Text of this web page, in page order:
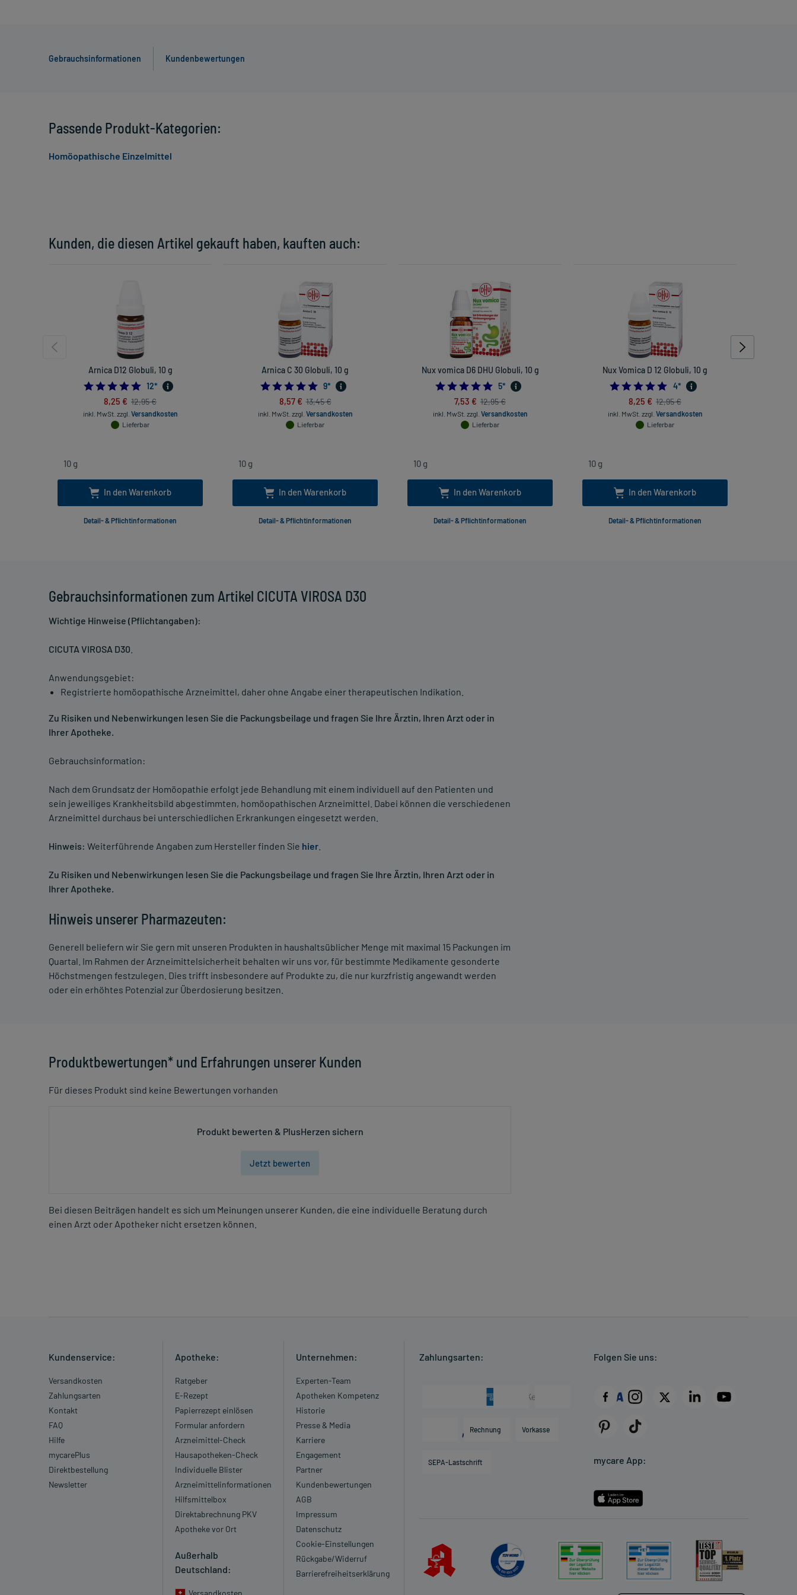
Gebrauchsinformationen Kundenbewertungen
Gebrauchsinformationen zum Artikel CICUTA VIROSA D30
Wichtige Hinweise (Pflichtangaben):
CICUTA VIROSA D30
Anwendungsgebiet:
Registrierte homöopathische Arzneimittel, daher ohne Angabe einer therapeutischen Indikation.
Zu Risiken und Nebenwirkungen lesen Sie die Packungsbeilage und fragen Sie Ihre Ärztin, Ihren Arzt oder in
Ihrer Apotheke.
Gebrauchsinformation:
Nach dem Grundsatz der Homöopathie erfolgt jede Behandlung mit einem individuell auf den Patienten und
sein jeweiliges Krankheitsbild abgestimmten, homöopathischen Arzneimittel. Dabei können die verschiedenen
Arzneimittel durchaus bei unterschiedlichen Erkrankungen eingesetzt werden.
Hinweis: Weiterführende Angaben zum Hersteller finden Sie hier
Zu Risiken und Nebenwirkungen lesen Sie die Packungsbeilage und fragen Sie Ihre Ärztin, Ihren Arzt oder in
Ihrer Apotheke.
Hinweis unserer Pharmazeuten:
Generell beliefern wir Sie gern mit unseren Produkten in haushaltsüblicher Menge mit maximal 15 Packungen im
Quartal. Im Rahmen der Arzneimittelsicherheit behalten wir uns vor, für bestimmte Medikamente gesonderte
Höchstmengen festzulegen. Dies trifft insbesondere auf Produkte zu, die nur kurzfristig angewandt werden
oder ein erhöhtes Potenzial zur Überdosierung besitzen.
Produktbewertungen* und Erfahrungen unserer Kunden
Für dieses Produkt sind keine Bewertungen vorhanden
Produkt bewerten & PlusHerzen sichern
Jetzt bewerten
Bei diesen Beiträgen handelt es sich um Meinungen unserer Kunden, die eine individuelle Beratung durch
einen Arzt oder Apotheker nicht ersetzen können.
Kunden, die diesen Artikel gekauft haben, kauften auch:
Arnica D12 Globuli, 10 g
5.0
12*
8,25 € 12,95 €
inkl. MwSt. zzgl. Versandkosten
Lieferbar
In den Warenkorb
Detail- & Pflichtinformationen
Arnica C 30 Globuli, 10 g
4.888888888888889
9*
8,57 € 13,45 €
inkl. MwSt. zzgl. Versandkosten
Lieferbar
In den Warenkorb
Detail- & Pflichtinformationen
Nux vomica D6 DHU Globuli, 10 g
5.0
5*
7,53 € 12,95 €
inkl. MwSt. zzgl. Versandkosten
Lieferbar
In den Warenkorb
Detail- & Pflichtinformationen
Nux Vomica D 12 Globuli, 10 g
4.75
4*
8,25 € 12,95 €
inkl. MwSt. zzgl. Versandkosten
Lieferbar
In den Warenkorb
Detail- & Pflichtinformationen
Passende Produkt-Kategorien:
Homöopathische Einzelmittel
Kundenservice:
Versandkosten
Zahlungsarten
Kontakt
FAQ
Hilfe
mycarePlus
Direktbestellung
Newsletter
Apotheke:
Ratgeber
E-Rezept
Papierrezept einlösen
Formular anfordern
Arzneimittel-Check
Hausapotheken-Check
Individuelle Blister
Arzneimittelinformationen
Hilfsmittelbox
Direktabrechnung PKV
Apotheke vor Ort
Außerhalb
Deutschland:
Unternehmen:
Experten-Team
Apotheken Kompetenz
Historie
Presse & Media
Karriere
Engagement
Partner
Kundenbewertungen
AGB
Impressum
Datenschutz
Cookie-Einstellungen
Rückgabe/Widerruf
Barrierefreiheitserklärung
Zahlungsarten:
Rechnung Vorkasse
SEPA-Lastschrift
Folgen Sie uns:
mycare App: